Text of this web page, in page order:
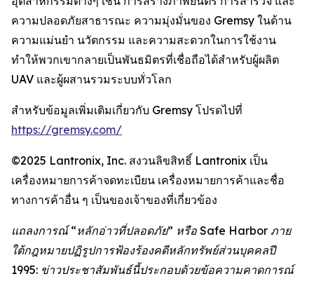
ความปลอดภัยสาธารณะ ความมุ่งมั่นของ Gremsy ในด้าน
ความแม่นยำ นวัตกรรม และความสะดวกในการใช้งาน
ทำให้พวกเขากลายเป็นพันธมิตรที่เชื่อถือได้สำหรับผู้ผลิต
UAV และผู้ผสานรวมระบบทั่วโลก
สำหรับข้อมูลเพิ่มเติมเกี่ยวกับ Gremsy โปรดไปที่
https://gremsy.com/
©2025 Lantronix, Inc. สงวนลิขสิทธิ์ Lantronix เป็น
เครื่องหมายการค้าจดทะเบียน เครื่องหมายการค้าและชื่อ
ทางการค้าอื่น ๆ เป็นของเจ้าของที่เกี่ยวข้อง
แถลงการณ์ “หลักอ่าวที่ปลอดภัย” หรือ Safe Harbor ภาย
ใต้กฎหมายปฏิรูปการฟ้องร้องคดีหลักทรัพย์ส่วนบุคคลปี
1995: ข่าวประชาสัมพันธ์นี้ประกอบด้วยข้อความคาดการณ์